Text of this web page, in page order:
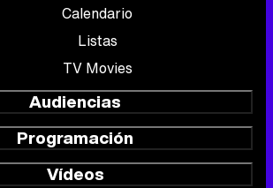
Calendario
Listas
TV Movies
Audiencias
Programación
Vídeos